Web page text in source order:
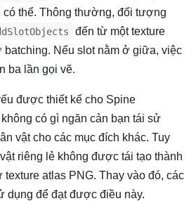
có thể. Thông thường, đối tượng
đến từ một texture
batching. Nếu slot nằm ở giữa, việc
ba lần gọi vẽ.
được thiết kế cho Spine
có gì ngăn cản bạn tái sử
vật cho các mục đích khác. Tuy
riêng lẻ không được tái tạo thành
texture atlas PNG. Thay vào đó, các
dụng để đạt được điều này.